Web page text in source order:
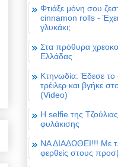
Φτιάξε μόνη σου
cinnamon rolls -
γλυκάκι;
Στα πρόθυρα
Ελλάδας
Κτηνωδία: Έδεσε το
τρέιλερ και βγήκε
(Video)
Η selfie της
φυλάκισης
ΝΑ ΔΙΑΔΩΘΕΙ!!! Με
φερθείς στους